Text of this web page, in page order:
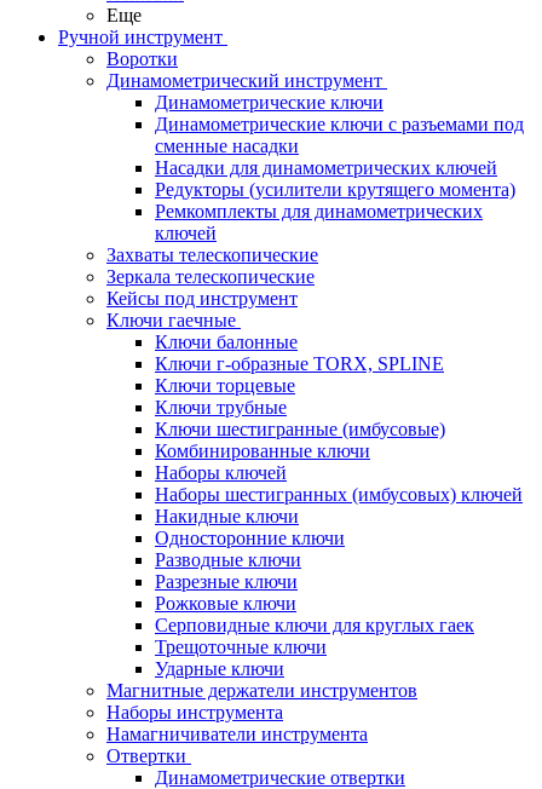
Еще
Ручной инструмент
Воротки
Динамометрический инструмент
Динамометрические ключи
Динамометрические ключи с разъемами под
сменные насадки
Насадки для динамометрических ключей
Редукторы (усилители крутящего момента)
Ремкомплекты для динамометрических
ключей
Захваты телескопические
Зеркала телескопические
Кейсы под инструмент
Ключи гаечные
Ключи балонные
Ключи г-образные TORX, SPLINE
Ключи торцевые
Ключи трубные
Ключи шестигранные (имбусовые)
Комбинированные ключи
Наборы ключей
Наборы шестигранных (имбусовых) ключей
Накидные ключи
Односторонние ключи
Разводные ключи
Разрезные ключи
Рожковые ключи
Серповидные ключи для круглых гаек
Трещоточные ключи
Ударные ключи
Магнитные держатели инструментов
Наборы инструмента
Намагничиватели инструмента
Отвертки
Динамометрические отвертки